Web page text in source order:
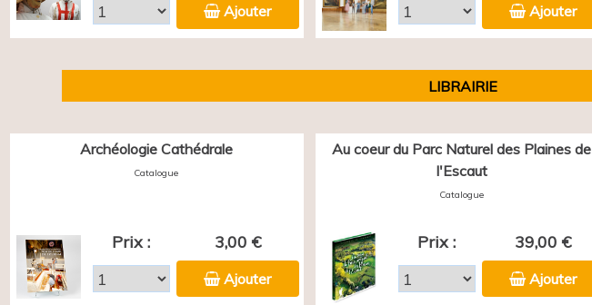
Ajouter Ajouter
LIBRAIRIE
Archéologie Cathédrale
Catalogue
Prix : 3,00 €
Ajouter
Au coeur du Parc Naturel des Plaines de
l'Escaut
Catalogue
Prix : 39,00 €
Ajouter